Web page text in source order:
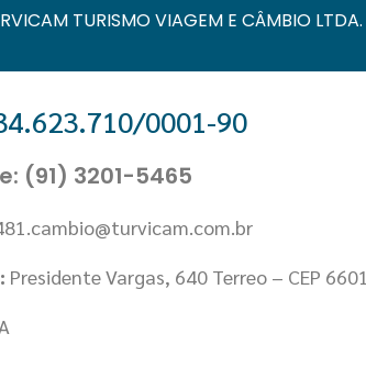
TURISMO VIAGEM E CÂMBIO LTDA.
0001-90
(91) 3201-5465
Presidente Vargas, 640 Terreo – CEP